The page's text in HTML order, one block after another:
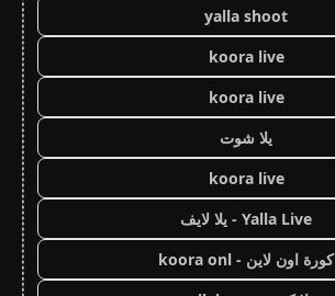
yalla shoot
koora live
koora live
يلا شوت
koora live
Yalla Live - يلا لايف
كورة اون لاين - koora onl